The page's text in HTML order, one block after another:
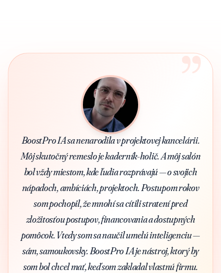
”
BoostPro IA sa nenarodila v projektovej kancelárii.
Môj skutočný remeslo je kaderník-holič. A môj salón
bol vždy miestom, kde ľudia rozprávajú — o svojich
nápadoch, ambíciách, projektoch. Postupom rokov
som pochopil, že mnohí sa cítili stratení pred
zložitosťou postupov, financovania a dostupných
pomôcok. Vtedy som sa naučil umelú inteligenciu —
sám, samoukovsky. BoostPro IA je nástroj, ktorý by
som bol chcel mať, keď som zakladal vlastnú firmu.